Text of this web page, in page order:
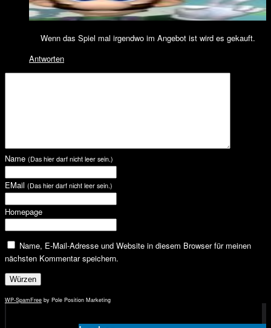
Wenn das Spiel mal irgendwo im Angebot ist wird es gekauft.
Antworten
Name (Das hier darf nicht leer sein.)
EMail (Das hier darf nicht leer sein.)
Homepage
Name, E-Mail-Adresse und Website in diesem Browser für meinen
nächsten Kommentar speichern.
WP-SpamFree by Pole Position Marketing